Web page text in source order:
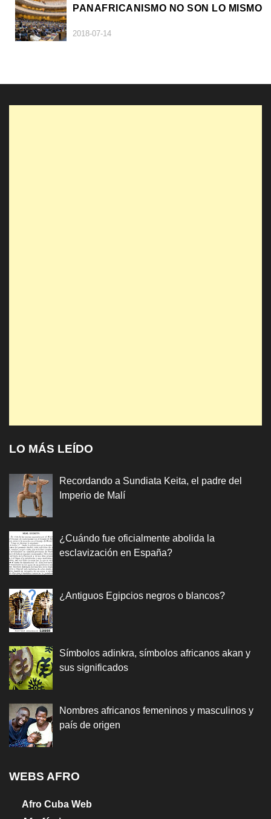
PANAFRICANISMO NO SON LO MISMO
2018-07-14
LO MÁS LEÍDO
Recordando a Sundiata Keita, el padre del
Imperio de Malí
¿Cuándo fue oficialmente abolida la
esclavización en España?
¿Antiguos Egipcios negros o blancos?
Símbolos adinkra, símbolos africanos akan y
sus significados
Nombres africanos femeninos y masculinos y
país de origen
WEBS AFRO
Afro Cuba Web